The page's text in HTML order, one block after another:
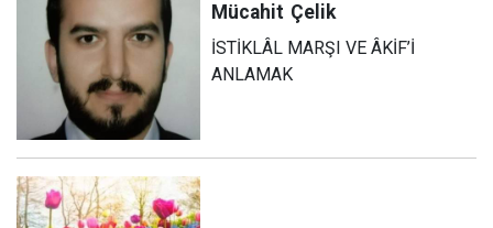
Mücahit Çelik
İSTİKLÂL MARŞI VE ÂKİF’İ
ANLAMAK